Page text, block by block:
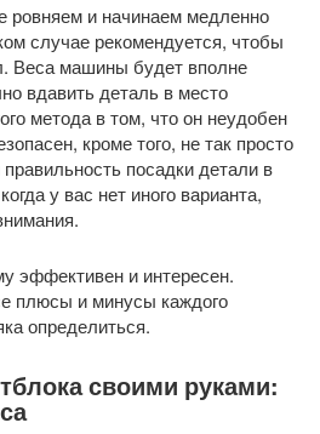
ровняем и начинаем медленно
случае рекомендуется, чтобы
Веса машины будет вполне
вдавить деталь в место
метода в том, что он неудобен
кроме того, не так просто
посадки детали в
у вас нет иного варианта,
эффективен и интересен.
плюсы и минусы каждого
определиться.
своими руками: